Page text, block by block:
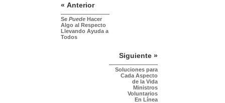
« Anterior
Se Puede Hacer
Algo al Respecto
Llevando Ayuda a
Todos
Siguiente »
Soluciones para
Cada Aspecto
de la Vida
Ministros
Voluntarios
En Línea